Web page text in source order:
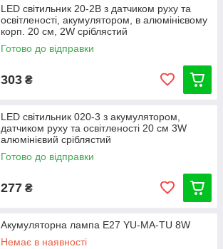
LED світильник 20-2B з датчиком руху та
освітленості, акумулятором, в алюмінієвому
корп. 20 см, 2W сріблястий
Готово до відправки
303 ₴
LED світильник 020-3 з акумулятором,
датчиком руху та освітленості 20 см 3W
алюмінієвий сріблястий
Готово до відправки
277 ₴
Акумуляторна лампа E27 YU-MA-TU 8W
Немає в наявності